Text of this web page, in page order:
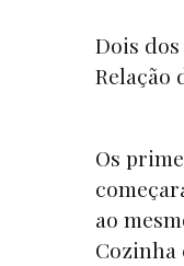
Dois
Relação
Os
ao
Cozinha